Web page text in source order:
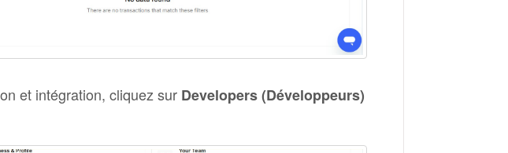
et intégration, cliquez sur Developers (Développeurs)